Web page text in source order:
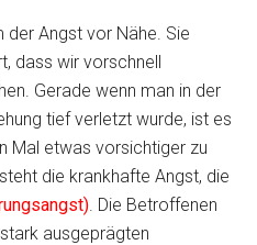
der Angst vor Nähe. Sie
dass wir vorschnell
Gerade wenn man in der
tief verletzt wurde, ist es
Mal etwas vorsichtiger zu
die krankhafte Angst, die
. Die Betroffenen
ausgeprägten